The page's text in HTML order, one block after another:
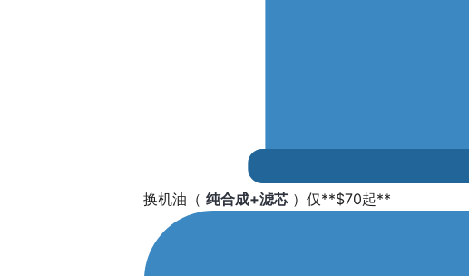
换机油（ 纯合成+滤芯 ）仅**$70起**